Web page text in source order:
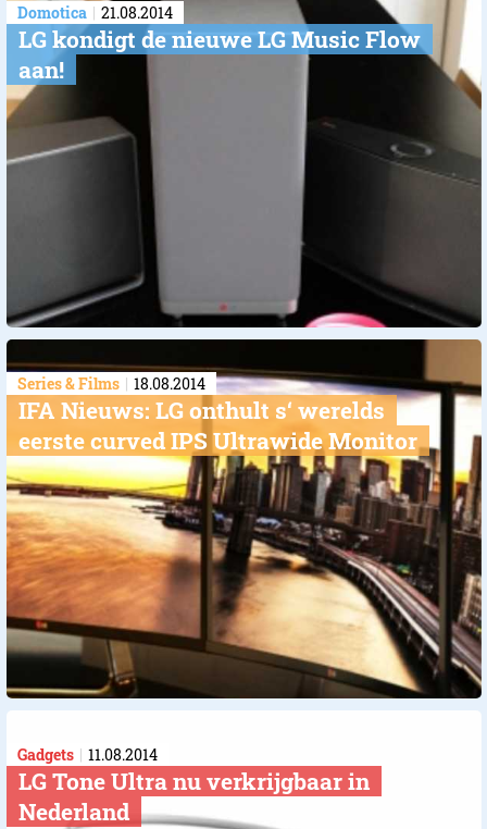
Domotica 21.08.2014
LG kondigt de nieuwe LG Music Flow
aan!
Series & Films 18.08.2014
IFA Nieuws: LG onthult s‘ werelds
eerste curved IPS Ultrawide Monitor
Gadgets 11.08.2014
LG Tone Ultra nu verkrijgbaar in
Nederland